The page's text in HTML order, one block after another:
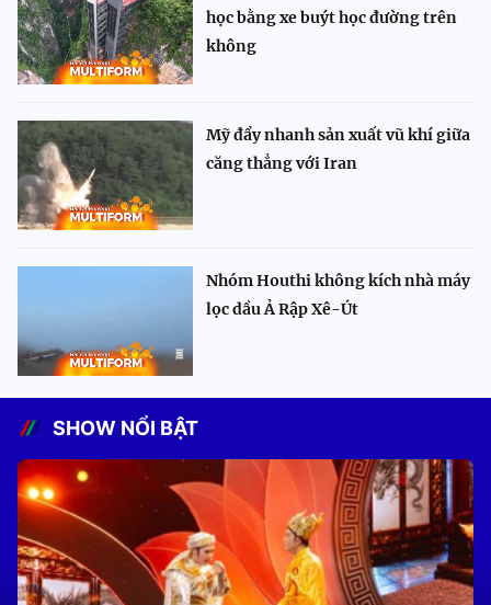
học bằng xe buýt học đường trên
không
Mỹ đẩy nhanh sản xuất vũ khí giữa
căng thẳng với Iran
Nhóm Houthi không kích nhà máy
lọc dầu Ả Rập Xê-Út
SHOW NỔI BẬT